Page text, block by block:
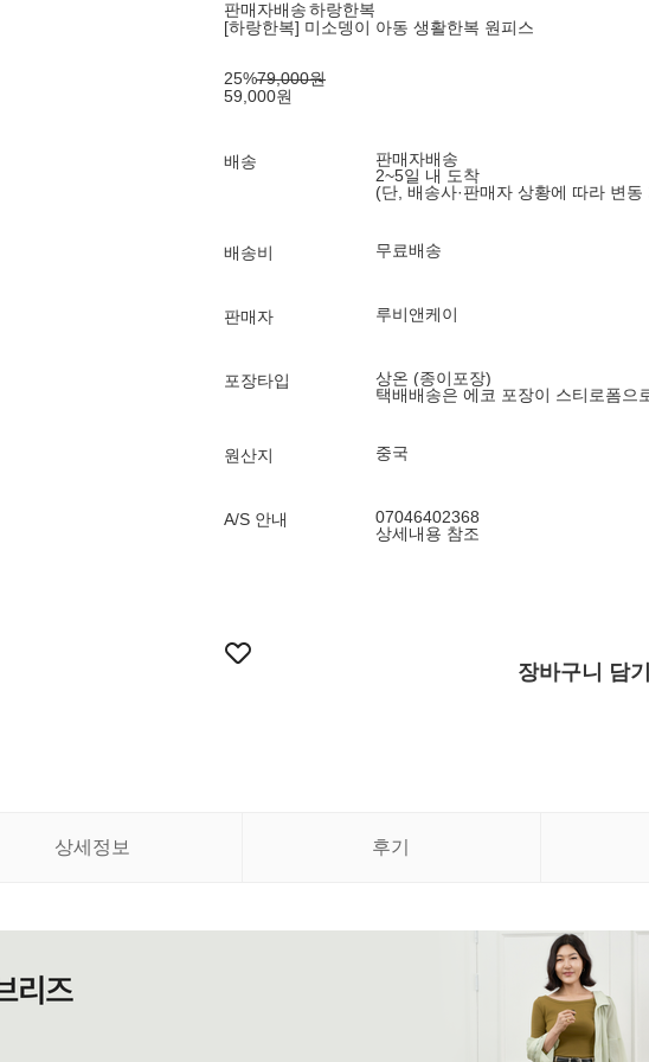
판매자배송하랑한복
[하랑한복] 미소뎅이 아동 생활한복 원피스
25%79,000원
59,000원
배송
판매자배송
2~5일 내 도착
(단, 배송사·판매자 상황에 따라 변동
배송비 무료배송
판매자 루비앤케이
포장타입
상온 (종이포장)
택배배송은 에코 포장이 스티로폼으
원산지 중국
A/S 안내
07046402368
상세내용 참조
장바구니 담기
상세정보 후기